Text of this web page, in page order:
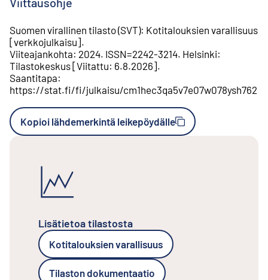
Suomen virallinen tilasto (SVT): Kotitalouksien varallisuus
[verkkojulkaisu].
Viiteajankohta: 2024. ISSN=2242-3214. Helsinki:
Tilastokeskus [Viitattu: 6.8.2026].
Saantitapa:
https://stat.fi/fi/julkaisu/cm1hec3qa5v7e07w078ysh762
Kopioi lähdemerkintä leikepöydälle
Lisätietoa tilastosta
Kotitalouksien varallisuus
Tilaston dokumentaatio